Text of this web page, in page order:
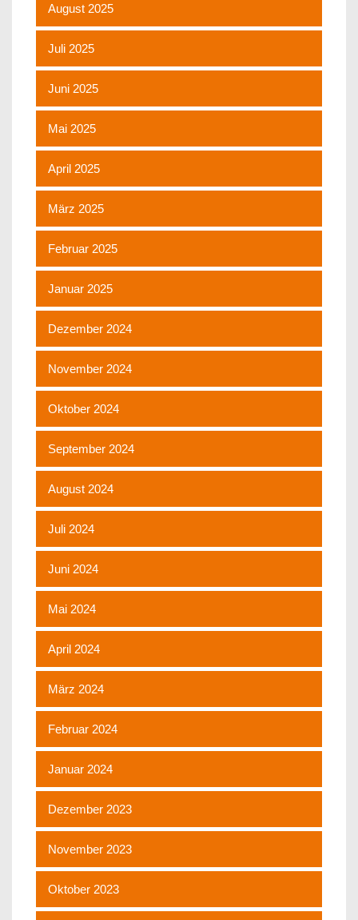
August 2025
Juli 2025
Juni 2025
Mai 2025
April 2025
März 2025
Februar 2025
Januar 2025
Dezember 2024
November 2024
Oktober 2024
September 2024
August 2024
Juli 2024
Juni 2024
Mai 2024
April 2024
März 2024
Februar 2024
Januar 2024
Dezember 2023
November 2023
Oktober 2023